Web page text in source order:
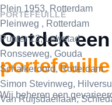
PORTEFEUILLE
Ontdek
portefeuille
Wij beheren een
Van Ruijsdaellaan,
Simon Stevinweg,
Schalkeroord, Rotterdam
Ronsseweg, Gouda
Punter 22, Lelystad
Pleinweg , Rotterdam
Plein 1953, Rotterdam